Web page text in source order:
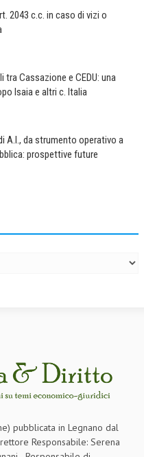
2043 c.c. in caso di vizi o
tra Cassazione e CEDU: una
Isaia e altri c. Italia
A.I., da strumento operativo a
prospettive future
pubblicata in Legnano dal
Responsabile: Serena